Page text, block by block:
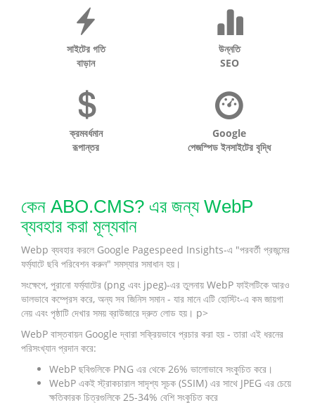
সাইটের গতি
বাড়ান
উন্নতি
SEO
ক্রমবর্ধমান
রূপান্তর
Google
পেজস্পিড ইনসাইটের বৃদ্ধি
কেন ABO.CMS? এর জন্য WebP
ব্যবহার করা মূল্যবান
Webp ব্যবহার করলে Google Pagespeed Insights-এ "পরবর্তী প্রজন্মের
ফর্ম্যাটে ছবি পরিবেশন করুন" সমস্যার সমাধান হয়।
সংক্ষেপে, পুরানো ফর্ম্যাটের (png এবং jpeg)-এর তুলনায় WebP ফাইলটিকে আরও
ভালভাবে কম্প্রেস করে, অন্য সব জিনিস সমান - যার মানে এটি হোস্টিং-এ কম জায়গা
নেয় এবং পৃষ্ঠাটি দেখার সময় ব্রাউজারে দ্রুত লোড হয়। p>
WebP বাস্তবায়ন Google দ্বারা সক্রিয়ভাবে প্রচার করা হয় - তারা এই ধরনের
পরিসংখ্যান প্রদান করে:
WebP ছবিগুলিকে PNG এর থেকে 26% ভালোভাবে সংকুচিত করে।
WebP একই স্ট্রাকচারাল সাদৃশ্য সূচক (SSIM) এর সাথে JPEG এর চেয়ে
ক্ষতিকারক চিত্রগুলিকে 25-34% বেশি সংকুচিত করে